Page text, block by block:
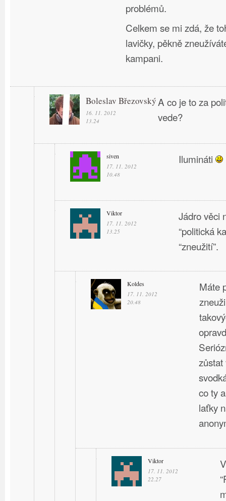
problémů.
Celkem se mi zdá, že
lavičky, pěkně
kampani.
Boleslav Březovský
16. 11. 2012
13.24
A co je to za
vede?
siven
17. 11. 2012
10.48
Ilumináti
Viktor
17. 11. 2012
13.25
Jádro věci
“politická
“zneužití”.
Koldes
17. 11. 2012
20.48
Máte
co ty
laťky
Viktor
17. 11. 2012
22.27